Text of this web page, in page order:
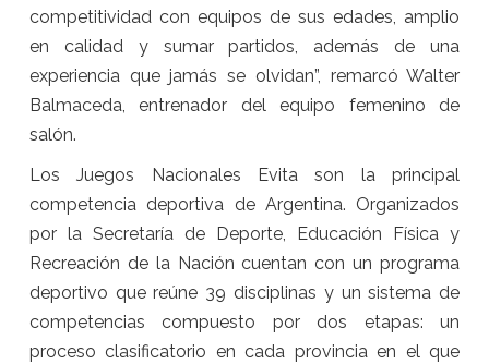
competitividad con equipos de sus edades, amplio
en calidad y sumar partidos, además de una
experiencia que jamás se olvidan”, remarcó Walter
Balmaceda, entrenador del equipo femenino de
salón.
Los Juegos Nacionales Evita son la principal
competencia deportiva de Argentina. Organizados
por la Secretaría de Deporte, Educación Física y
Recreación de la Nación cuentan con un programa
deportivo que reúne 39 disciplinas y un sistema de
competencias compuesto por dos etapas: un
proceso clasificatorio en cada provincia en el que